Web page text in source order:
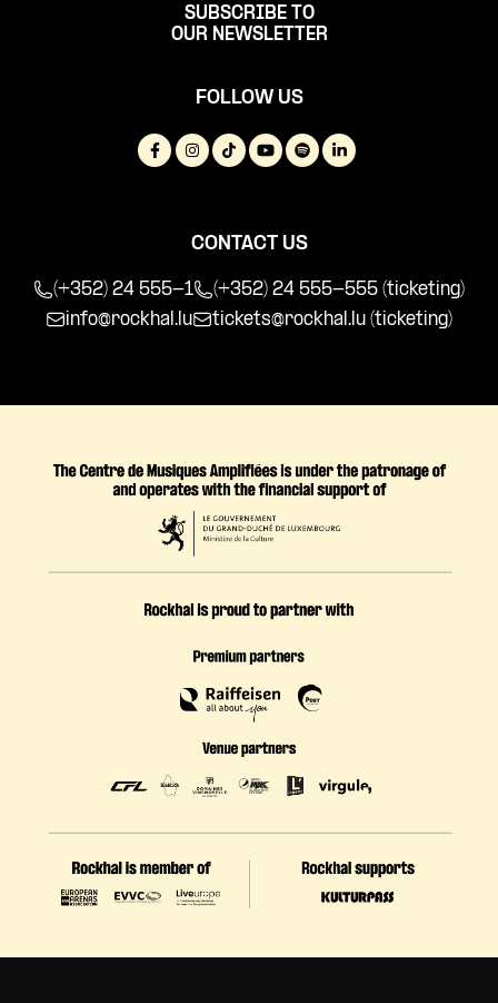
SUBSCRIBE TO
OUR NEWSLETTER
FOLLOW US
CONTACT US
(+352) 24 555-1
(+352) 24 555-555 (ticketing)
info@rockhal.lu
tickets@rockhal.lu (ticketing)